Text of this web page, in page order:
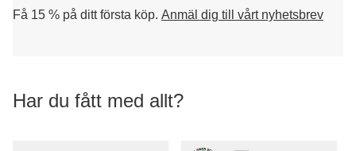
Få 15 % på ditt första köp. Anmäl dig till vårt nyhetsbrev
Har du fått med allt?